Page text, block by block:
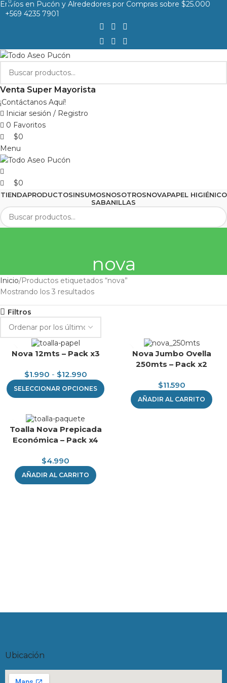
Envíos en Pucón y Alrededores por Compras sobre $25.000
+569 4235 7901
Venta Super Mayorista
¡Contáctanos Aquí!
Iniciar sesión / Registro
0 Favoritos
0
$0
Menu
0
$0
TIENDAPRODUCTOSINSUMOSNOSOTROSNOVAPAPEL HIGIÉNICO
SABANILLAS
nova
Inicio Productos etiquetados “nova”
Mostrando los 3 resultados
Filtros
Nova 12mts – Pack x3
$1.990 - $12.990
SELECCIONAR OPCIONES
Nova Jumbo Ovella
250mts – Pack x2
$11.590
AÑADIR AL CARRITO
Toalla Nova Prepicada
Económica – Pack x4
$4.990
AÑADIR AL CARRITO
Ubicación